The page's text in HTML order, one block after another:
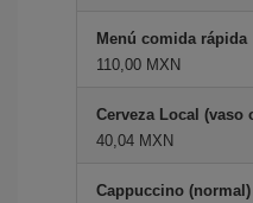
Menú comida rápida
110,00 MXN
Cerveza Local (vaso
40,04 MXN
Cappuccino (normal)